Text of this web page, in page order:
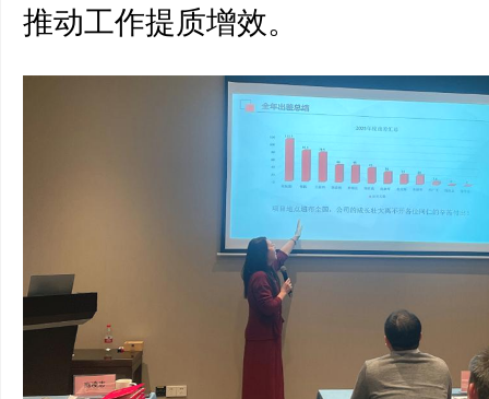
推动工作提质增效。